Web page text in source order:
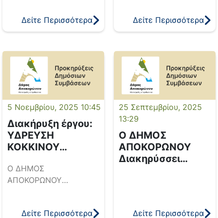
Λαογραφικό Μουσείο
Γαβολοχωρίου
ΕΡΓΟΥ: «ΜΕΤΡΑ
ΠΡΟΣΤΑΣΙΑΣ
ΚΤΙΡΙΟΥ ΔΚ ΑΣΗ
ΓΩΝΙΑΣ»
Δείτε Περισσότερα Δείτε Περισσότερα
5 Νοεμβρίου, 2025 10:45
Διακήρυξη έργου:
ΥΔΡΕΥΣΗ
ΚΟΚΚΙΝΟΥ
Ο ΔΗΜΟΣ
ΑΠΟΚΟΡΩΝΟΥ
επιλογή αναδόχου
Δείτε Περισσότερα
25 Σεπτεμβρίου, 2025
13:29
Ο ΔΗΜΟΣ
ΑΠΟΚΟΡΩΝΟΥ
Διακηρύσσει
Δείτε Περισσότερα